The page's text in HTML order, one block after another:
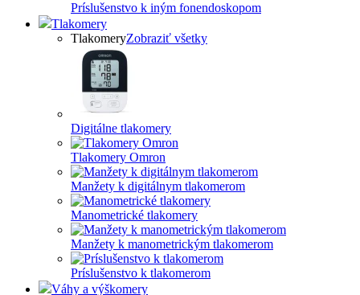
Príslušenstvo k iným fonendoskopom
Tlakomery
TlakomeryZobraziť všetky
Digitálne tlakomery
Tlakomery Omron
Manžety k digitálnym tlakomerom
Manometrické tlakomery
Manžety k manometrickým tlakomerom
Príslušenstvo k tlakomerom
Váhy a výškomery